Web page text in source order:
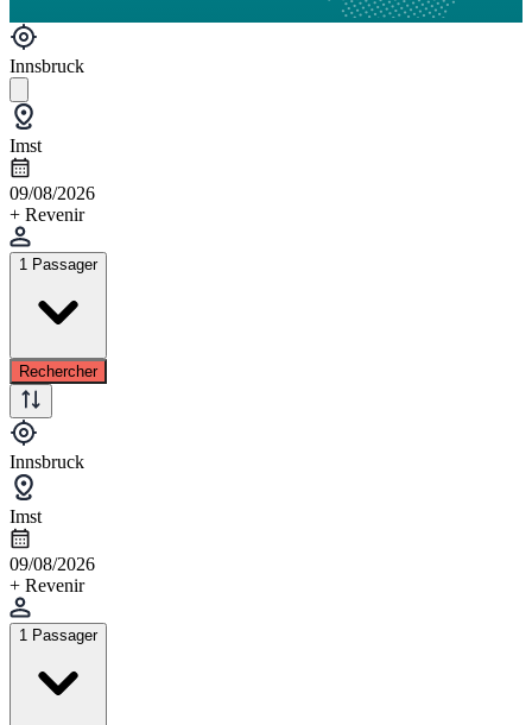
Innsbruck
Imst
09/08/2026
+ Revenir
1 Passager
Rechercher
Innsbruck
Imst
09/08/2026
+ Revenir
1 Passager